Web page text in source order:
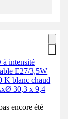
intensité
E27/3,5W
K blanc chaud
30,3 x 9,4
encore été